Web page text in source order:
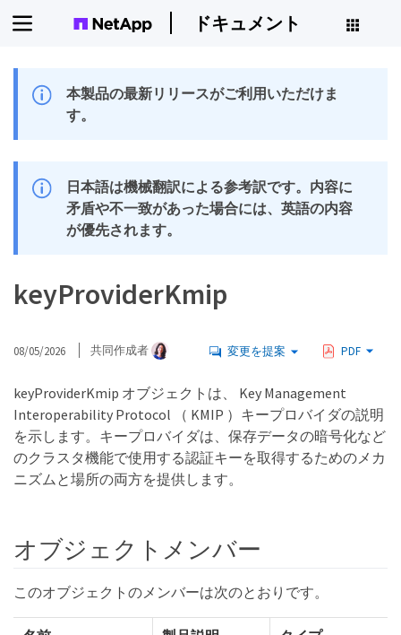
ドキュメント
本製品の最新リリースがご利用いただけま
す。
日本語は機械翻訳による参考訳です。内容に
矛盾や不一致があった場合には、英語の内容
が優先されます。
keyProviderKmip
08/05/2026 共同作成者 変更を提案 PDF
keyProviderKmip オブジェクトは、 Key Management
Interoperability Protocol （ KMIP ）キープロバイダの説明
を示します。キープロバイダは、保存データの暗号化など
のクラスタ機能で使用する認証キーを取得するためのメカ
ニズムと場所の両方を提供します。
オブジェクトメンバー
このオブジェクトのメンバーは次のとおりです。